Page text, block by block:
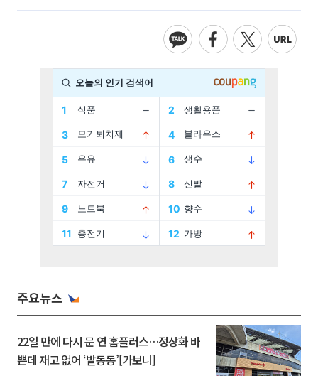
주요뉴스
22일 만에 다시 문 연 홈플러스…정상화 바
쁜데 재고 없어 ‘발동동’[가보니]